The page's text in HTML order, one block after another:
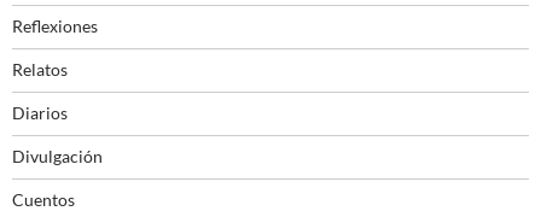
Reflexiones
Relatos
Diarios
Divulgación
Cuentos